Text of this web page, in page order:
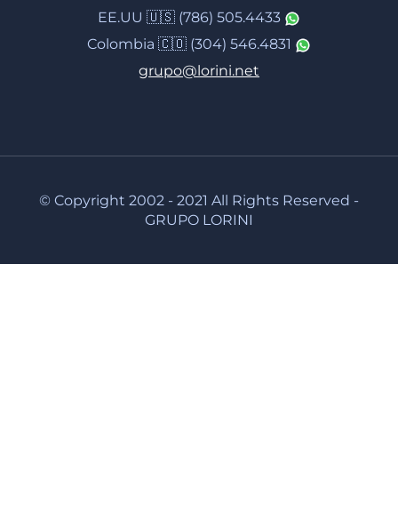
EE.UU 🇺🇸 (786) 505.4433
Colombia 🇨🇴 (304) 546.4831
grupo@lorini.net
© Copyright 2002 - 2021 All Rights Reserved -
GRUPO LORINI